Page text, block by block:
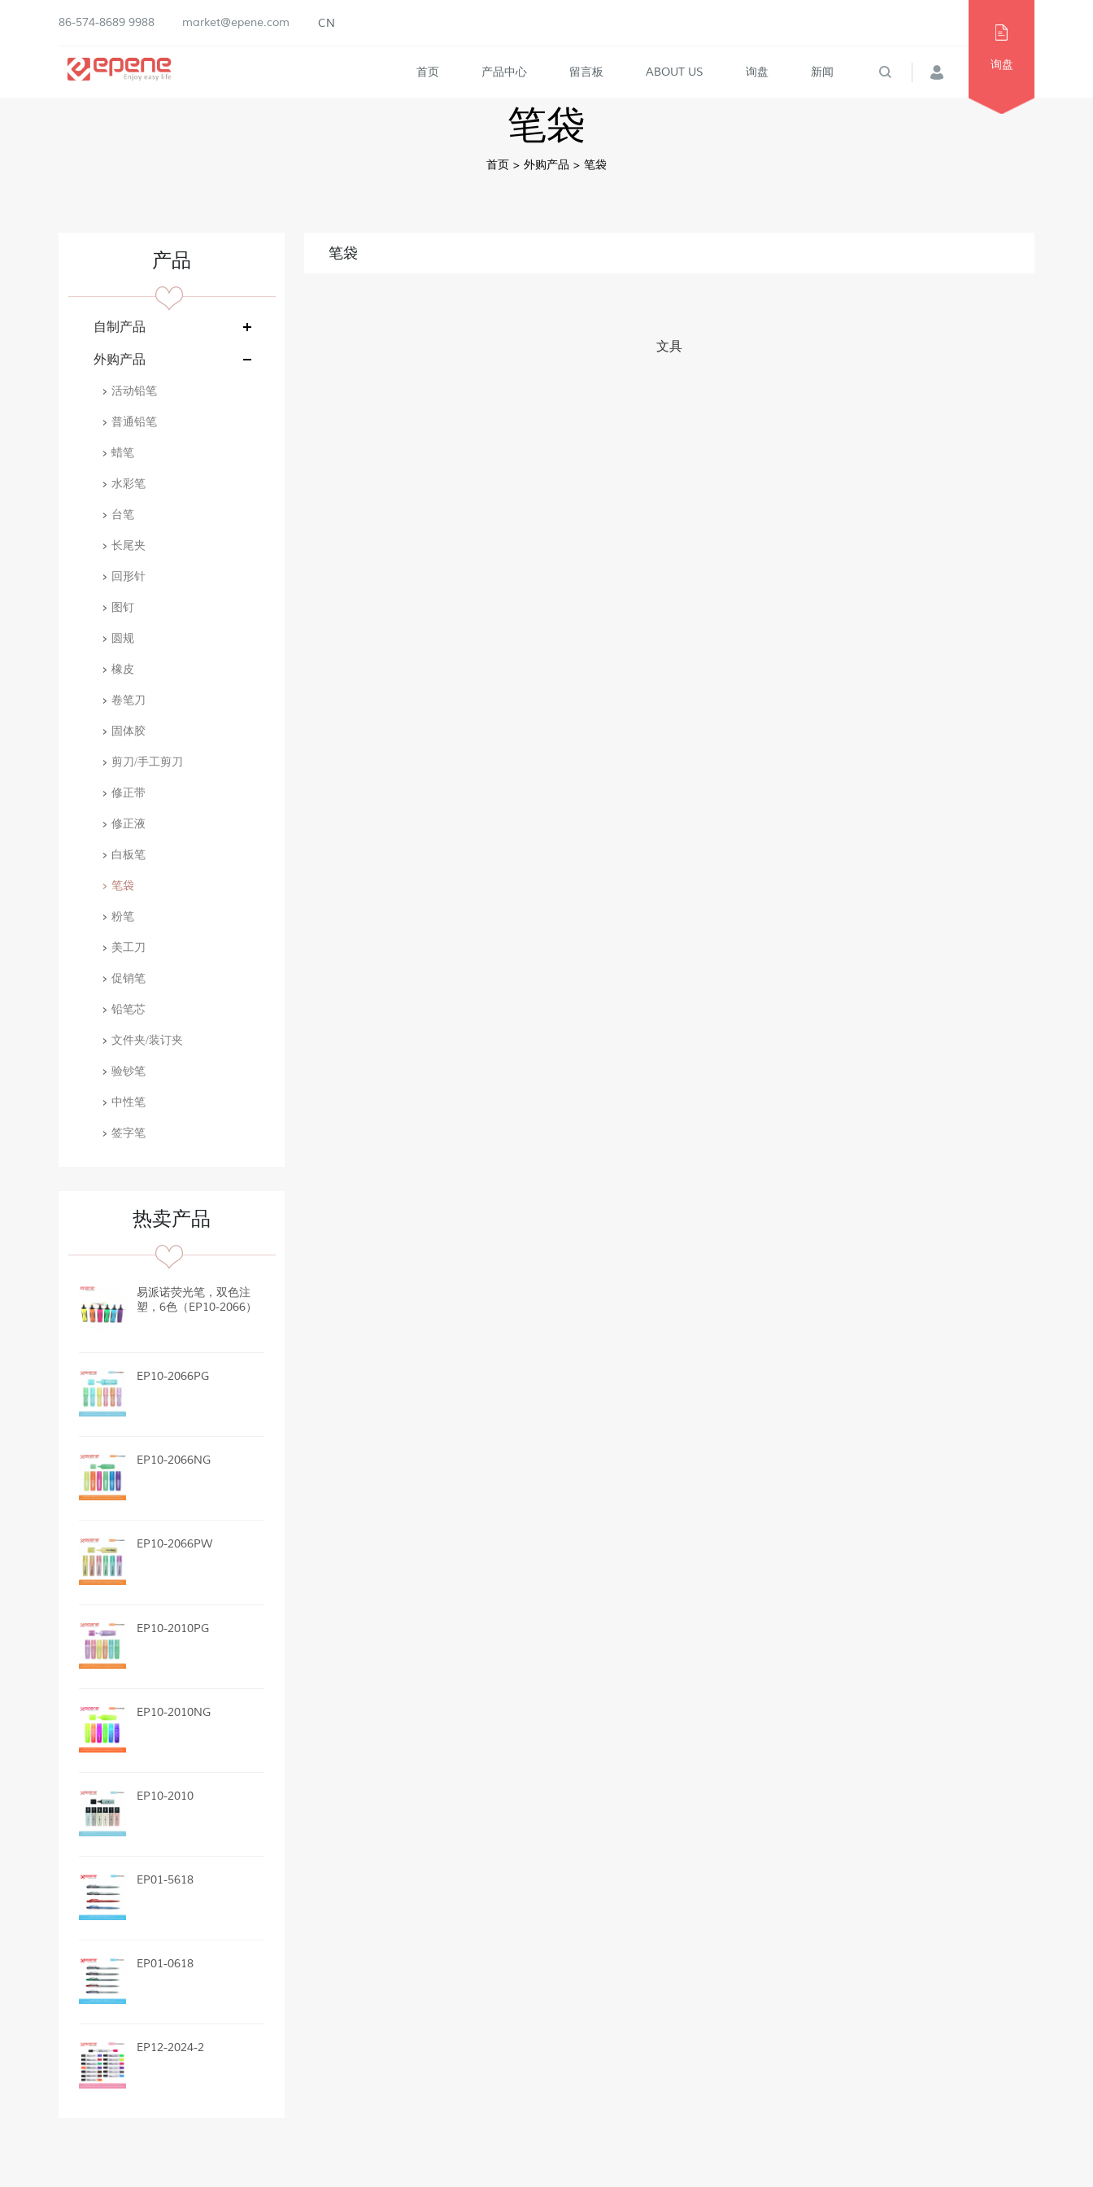
86-574-8689 9988 market@epene.com CN
首页 产品中心 留言板 ABOUT US 询盘 新闻
询盘
笔袋
首页 > 外购产品 > 笔袋
产品
自制产品
外购产品
活动铅笔
普通铅笔
蜡笔
水彩笔
台笔
长尾夹
回形针
图钉
圆规
橡皮
卷笔刀
固体胶
剪刀/手工剪刀
修正带
修正液
白板笔
笔袋
粉笔
美工刀
促销笔
铅笔芯
文件夹/装订夹
验钞笔
中性笔
签字笔
热卖产品
易派诺荧光笔，双色注
塑，6色（EP10-2066）
EP10-2066PG
EP10-2066NG
EP10-2066PW
EP10-2010PG
EP10-2010NG
EP10-2010
EP01-5618
EP01-0618
EP12-2024-2
笔袋
文具